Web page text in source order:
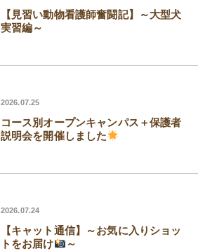
【見習い動物看護師奮闘記】～大型犬
実習編～
2026.07.25
コース別オープンキャンパス＋保護者
説明会を開催しました
2026.07.24
【キャット通信】～お気に入りショッ
トをお届け
～